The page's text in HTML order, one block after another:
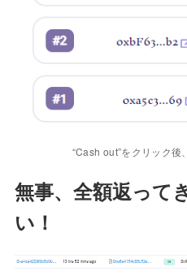
“Cash out”をクリック後
無事、全額返って
い！